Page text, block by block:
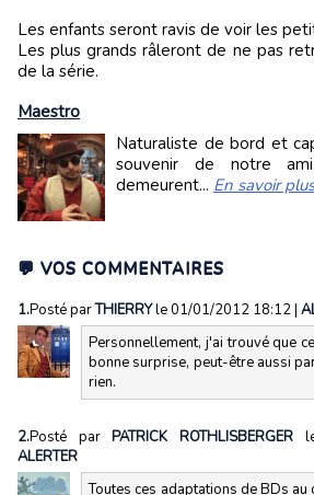
Les enfants seront ravis de voir les
Les plus grands râleront de ne pas
de la série.
Maestro
Naturaliste de bord et
souvenir de notre
demeurent... En savoir
💬 VOS COMMENTAIRES
1.Posté parTHIERRYle 01/01/2012 18:12|
Personnellement, j'ai trouvé que
bonne surprise, peut-être aussi
rien.
2.Posté parPATRICK ROTHLISBERGER
ALERTER
Toutes ces adaptations de BDs au